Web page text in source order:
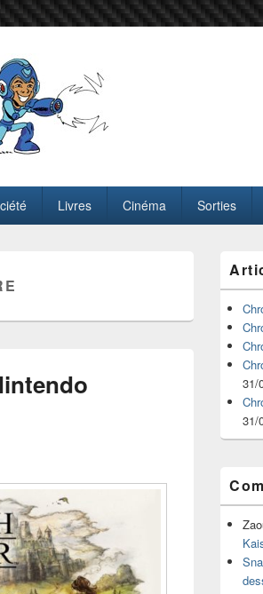
Livres Cinéma Sorties
de
widget
pour
barre
latérale
31/
31/